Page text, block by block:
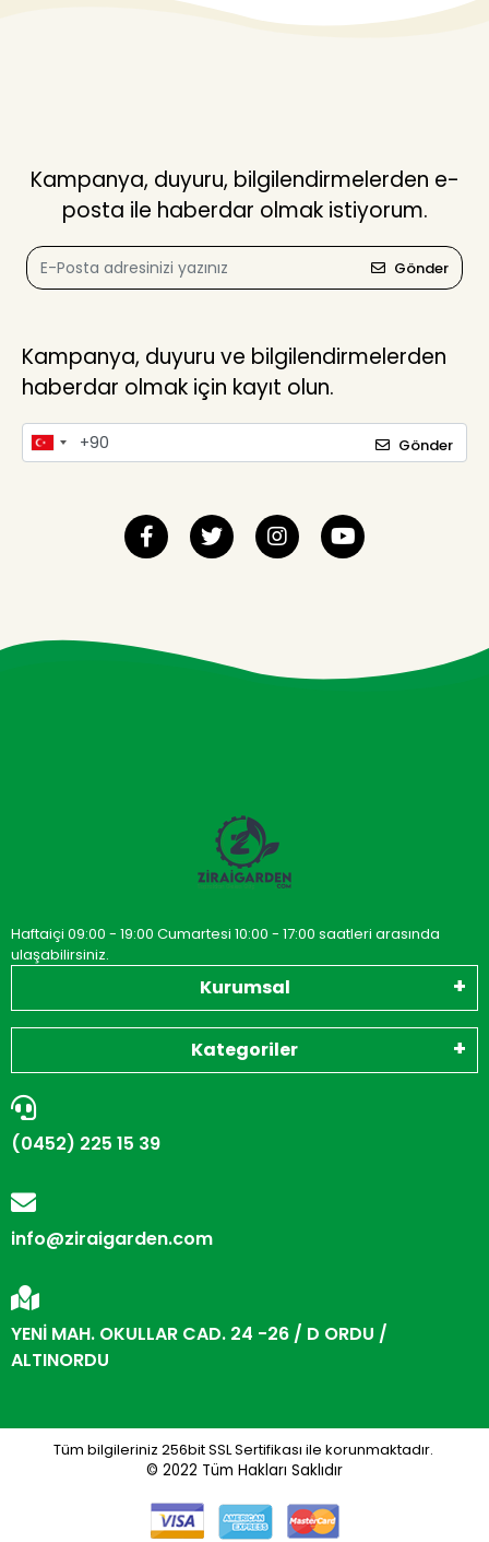
Kampanya, duyuru, bilgilendirmelerden e-
posta ile haberdar olmak istiyorum.
Gönder
Kampanya, duyuru ve bilgilendirmelerden
haberdar olmak için kayıt olun.
Gönder
Haftaiçi 09:00 - 19:00 Cumartesi 10:00 - 17:00 saatleri arasında
ulaşabilirsiniz.
Kurumsal
Kategoriler
(0452) 225 15 39
info@ziraigarden.com
YENİ MAH. OKULLAR CAD. 24 -26 / D ORDU /
ALTINORDU
Tüm bilgileriniz 256bit SSL Sertifikası ile korunmaktadır.
© 2022 Tüm Hakları Saklıdır